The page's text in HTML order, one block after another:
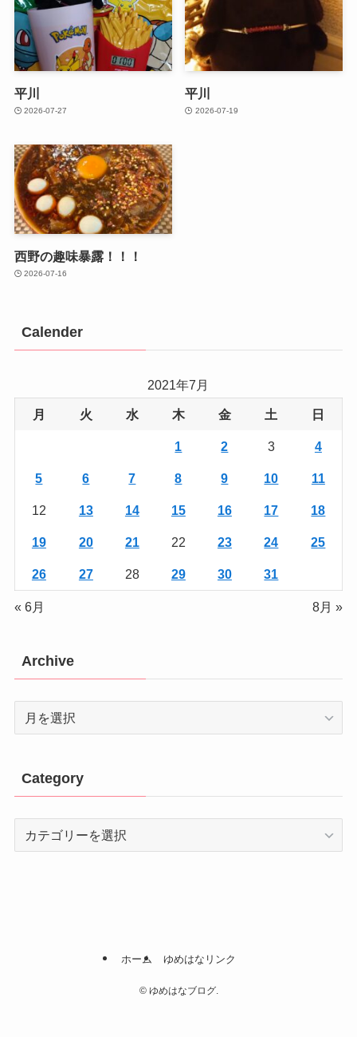
平川
2026-07-27
平川
2026-07-19
西野の趣味暴露！！！
2026-07-16
Calender
2021年7月
月 火 水 木 金 土 日
1 2 3 4
5 6 7 8 9 10 11
12 13 14 15 16 17 18
19 20 21 22 23 24 25
26 27 28 29 30 31
« 6月 8月 »
Archive
Archive
Category
Category
ホーム ゆめはなリンク
©ゆめはなブログ.